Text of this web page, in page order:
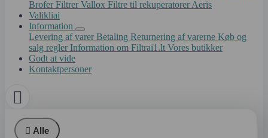
Brofer Filtrer Vallox Filtre til rekuperatorer Aeris
Valikliai
Information
Levering af varer Betaling Returnering af varerne Køb og
salg regler Information om Filtrai1.lt Vores butikker
Godt at vide
Kontaktpersoner

 Alle